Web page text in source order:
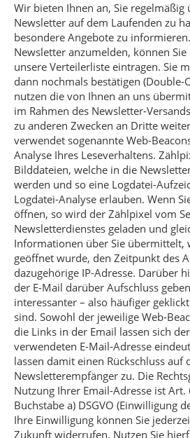
Wir bieten Ihnen an, Sie regelmäßig
Newsletter auf dem Laufenden zu
besondere Angebote zu
Newsletter anzumelden, können
unsere Verteilerliste eintragen. Sie
dann nochmals bestätigen (Double-
nutzen die von Ihnen an uns
im Rahmen des Newsletter-
zu anderen Zwecken an Dritte
verwendet sogenannte Web-
Analyse Ihres Leseverhaltens.
Bilddateien, welche in die
werden und so eine Logdatei-
Logdatei-Analyse erlauben. Wenn
öffnen, so wird der Zählpixel vom
Newsletterdienstes geladen und
Informationen über Sie übermittelt,
geöffnet wurde, den Zeitpunkt des
dazugehörige IP-Adresse. Darüber
der E-Mail darüber Aufschluss
interessanter – also häufiger
sind. Sowohl der jeweilige Web-
die Links in der Email lassen sich
verwendeten E-Mail-Adresse
lassen damit einen Rückschluss auf
Newsletterempfänger zu. Die
Nutzung Ihrer Email-Adresse ist Art.
Buchstabe a) DSGVO (Einwilligung
Ihre Einwilligung können Sie
Zukunft widerrufen. Nutzen Sie